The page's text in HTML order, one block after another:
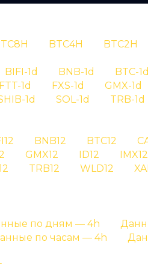
BTC4H
BTC2H
BIFI-1d BNB-1d BTC-1d
FTT-1d FXS-1d GMX-1d
1d SOL-1d TRB-1d
BNB12 BTC12
GMX12 ID12 IMX12
TRB12 WLD12
по дням — 4h
по часам — 4h
6798
о сигнале криптовалют